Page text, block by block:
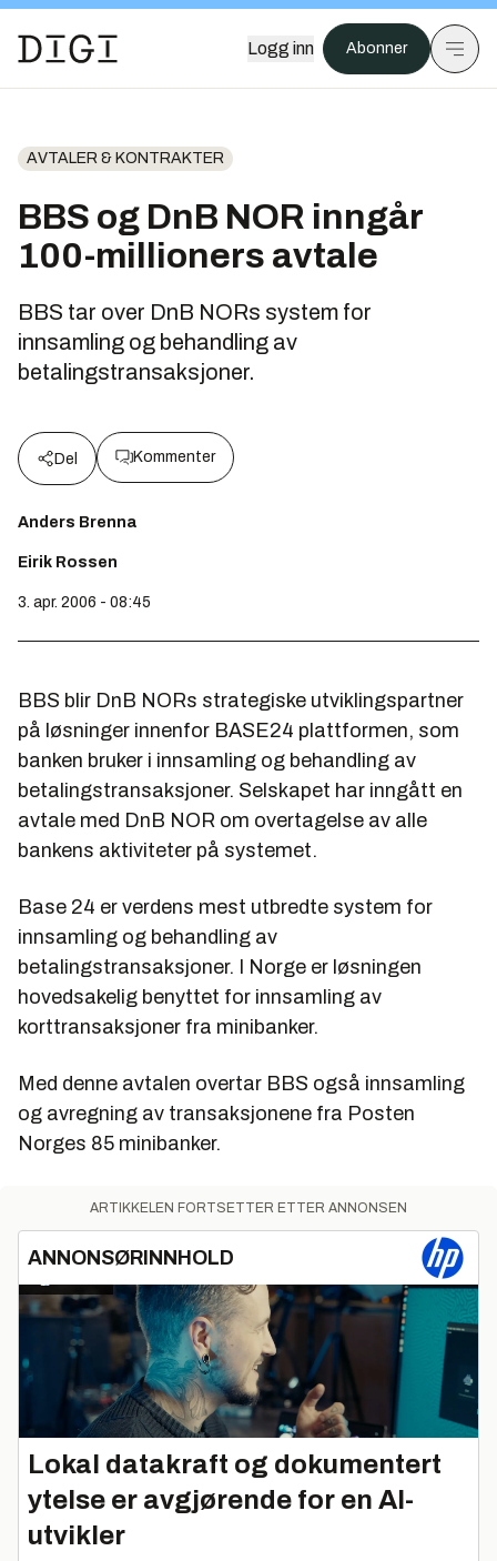
Logg inn Abonner
AVTALER & KONTRAKTER
BBS og DnB NOR inngår
100-millioners avtale
BBS tar over DnB NORs system for
innsamling og behandling av
betalingstransaksjoner.
Del Kommenter
Anders Brenna
Eirik Rossen
3. apr. 2006 - 08:45
BBS blir DnB NORs strategiske utviklingspartner
på løsninger innenfor BASE24 plattformen, som
banken bruker i innsamling og behandling av
betalingstransaksjoner. Selskapet har inngått en
avtale med DnB NOR om overtagelse av alle
bankens aktiviteter på systemet.
Base 24 er verdens mest utbredte system for
innsamling og behandling av
betalingstransaksjoner. I Norge er løsningen
hovedsakelig benyttet for innsamling av
korttransaksjoner fra minibanker.
Med denne avtalen overtar BBS også innsamling
og avregning av transaksjonene fra Posten
Norges 85 minibanker.
ARTIKKELEN FORTSETTER ETTER ANNONSEN
ANNONSØRINNHOLD
Lokal datakraft og dokumentert
ytelse er avgjørende for en AI-
utvikler